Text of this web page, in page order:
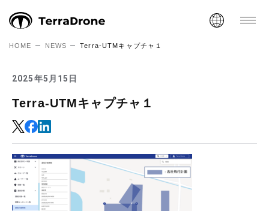
HOME NEWS Terra-UTMキャプチャ１
2025年5月15日
Terra-UTMキャプチャ１